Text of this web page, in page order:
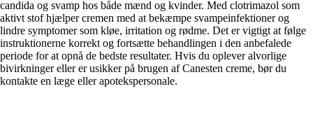
candida og svamp hos både mænd og kvinder. Med clotrimazol som
aktivt stof hjælper cremen med at bekæmpe svampeinfektioner og
lindre symptomer som kløe, irritation og rødme. Det er vigtigt at følge
instruktionerne korrekt og fortsætte behandlingen i den anbefalede
periode for at opnå de bedste resultater. Hvis du oplever alvorlige
bivirkninger eller er usikker på brugen af Canesten creme, bør du
kontakte en læge eller apotekspersonale.